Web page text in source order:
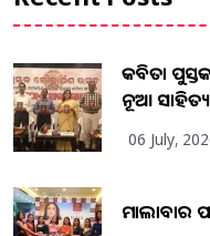
କବିତା
ନୂଆ
06 July,
ମାଲାବାର